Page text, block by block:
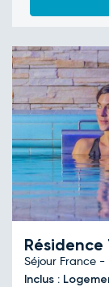
Résidence
Séjour France
Inclus :